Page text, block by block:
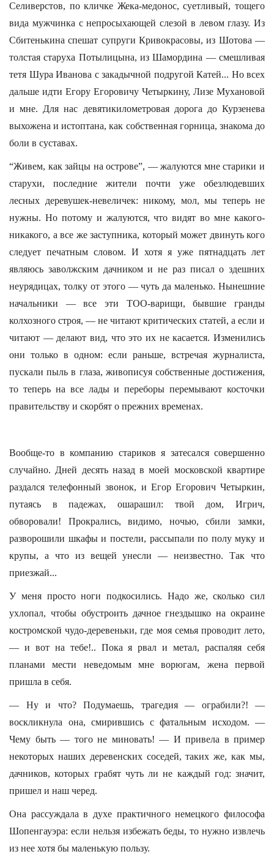
Селиверстов, по кличке Жека-медонос, суетливый, тощего
вида мужчинка с непросыхающей слезой в левом глазу. Из
Сбитенькина спешат супруги Кривокрасовы, из Шотова —
толстая старуха Потылицына, из Шамордина — смешливая
тетя Шура Иванова с закадычной подругой Катей... Но всех
дальше идти Егору Егоровичу Четыркину, Лизе Мухановой
и мне. Для нас девятикилометровая дорога до Курзенева
выхожена и истоптана, как собственная горница, знакома до
боли в суставах.
“Живем, как зайцы на острове”, — жалуются мне старики и
старухи, последние жители почти уже обезлюдевших
лесных деревушек-невеличек: никому, мол, мы теперь не
нужны. Но потому и жалуются, что видят во мне какого-
никакого, а все же заступника, который может двинуть кого
следует печатным словом. И хотя я уже пятнадцать лет
являюсь заволжским дачником и не раз писал о здешних
неурядицах, толку от этого — чуть да маленько. Нынешние
начальники — все эти ТОО-варищи, бывшие гранды
колхозного строя, — не читают критических статей, а если и
читают — делают вид, что это их не касается. Изменились
они только в одном: если раньше, встречая журналиста,
пускали пыль в глаза, живописуя собственные достижения,
то теперь на все лады и переборы перемывают косточки
правительству и скорбят о прежних временах.
Вообще-то в компанию стариков я затесался совершенно
случайно. Дней десять назад в моей московской квартире
раздался телефонный звонок, и Егор Егорович Четыркин,
путаясь в падежах, ошарашил: твой дом, Игрич,
обворовали! Прокрались, видимо, ночью, сбили замки,
разворошили шкафы и постели, рассыпали по полу муку и
крупы, а что из вещей унесли — неизвестно. Так что
приезжай...
У меня просто ноги подкосились. Надо же, сколько сил
ухлопал, чтобы обустроить дачное гнездышко на окраине
костромской чудо-деревеньки, где моя семья проводит лето,
— и вот на тебе!.. Пока я рвал и метал, распаляя себя
планами мести неведомым мне ворюгам, жена первой
пришла в себя.
— Ну и что? Подумаешь, трагедия — ограбили?! —
воскликнула она, смирившись с фатальным исходом. —
Чему быть — того не миновать! — И привела в пример
некоторых наших деревенских соседей, таких же, как мы,
дачников, которых грабят чуть ли не каждый год: значит,
пришел и наш черед.
Она рассуждала в духе практичного немецкого философа
Шопенгауэра: если нельзя избежать беды, то нужно извлечь
из нее хотя бы маленькую пользу.